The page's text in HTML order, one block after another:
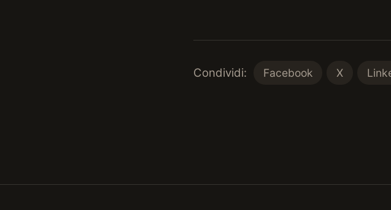
Condividi: Facebook X